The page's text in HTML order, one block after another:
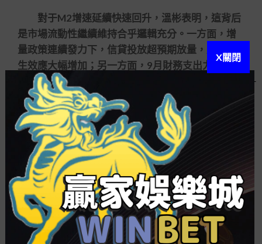
對于M2增速延續快速回升，溫彬表明，這背后
是市場流動性繼續維持合乎邏輯充分。一方面，增
量政策連續發力下，信貸投放超預期放量，入款派
生效應大幅增加；另一方面，9月財務支出力度較大
和減稅降費推進財務入款向M2遷移，有助于市場流
動性改良；此外，非標融資超季候性增長，也對M2
形成支撐。
光大銀行金融市場部宏觀研討員周茂華表明，
社融、M2數據的強勁體現，反應出實體經濟融資需
要在回暖，錢幣供給足夠。
信貸仍有望維持強勁
展望前程，溫彬表明，交融穩經濟大盤四季度
任務運彩的賠率 推動會議及各項政策規劃來看，基
X關閉